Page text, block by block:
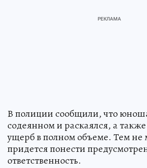
В полиции сообщили, что
содеянном и раскаялся, а
ущерб в полном объеме. Тем не
придется понести
ответственность.